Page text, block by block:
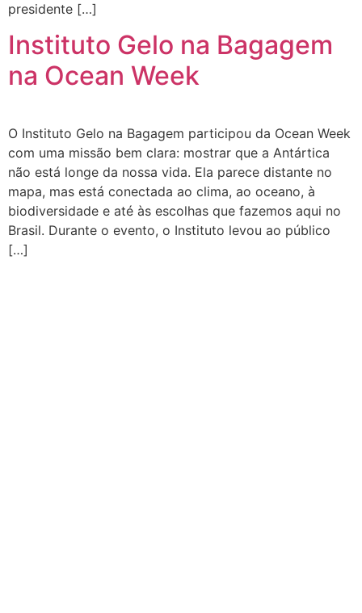
presidente […]
Instituto Gelo na Bagagem
na Ocean Week
O Instituto Gelo na Bagagem participou da Ocean Week
com uma missão bem clara: mostrar que a Antártica
não está longe da nossa vida. Ela parece distante no
mapa, mas está conectada ao clima, ao oceano, à
biodiversidade e até às escolhas que fazemos aqui no
Brasil. Durante o evento, o Instituto levou ao público
[…]